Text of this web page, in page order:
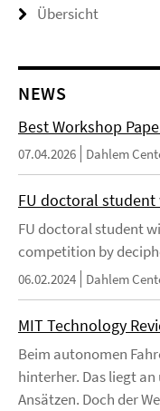
Übersicht
NEWS
Best Workshop
07.04.2026 Dahlem
FU doctoral
FU doctoral student
competition by
06.02.2024 Dahlem
MIT Technology
Beim autonomen
hinterher. Das liegt
Ansätzen. Doch der